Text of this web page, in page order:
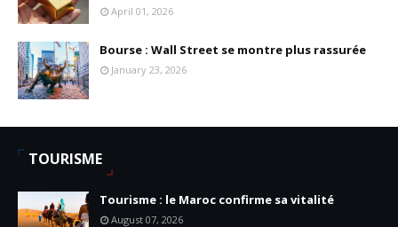
April 01, 2026
Bourse : Wall Street se montre plus rassurée
January 23, 2026
TOURISME
Tourisme : le Maroc confirme sa vitalité
August 07, 2026